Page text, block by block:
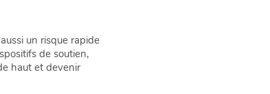
un risque rapide
de soutien,
haut et devenir